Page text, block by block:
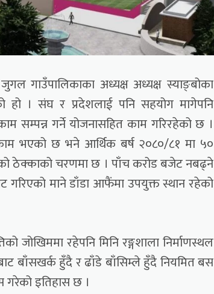
गाउँपालिकाका अध्यक्ष अध्यक्ष स्याङ्बोका
हो । संघ र प्रदेशलाई पनि सहयोग मागेपनि
गर्ने योजनासहित काम गरिरहेको छ ।
भएको छ भने आर्थिक बर्ष २०८०/८१ मा ५०
ठेक्काको चरणमा छ । पाँच करोड बजेट नबढ्ने
गरिएको माने डाँडा आफैंमा उपयुक्त स्थान रहेको
जोखिममा रहेपनि मिनि रङ्गशाला निर्माणस्थल
बाँसखर्क हुँदै र ढाँडे बाँसिम्ले हुँदै नियमित बस
इतिहास छ ।